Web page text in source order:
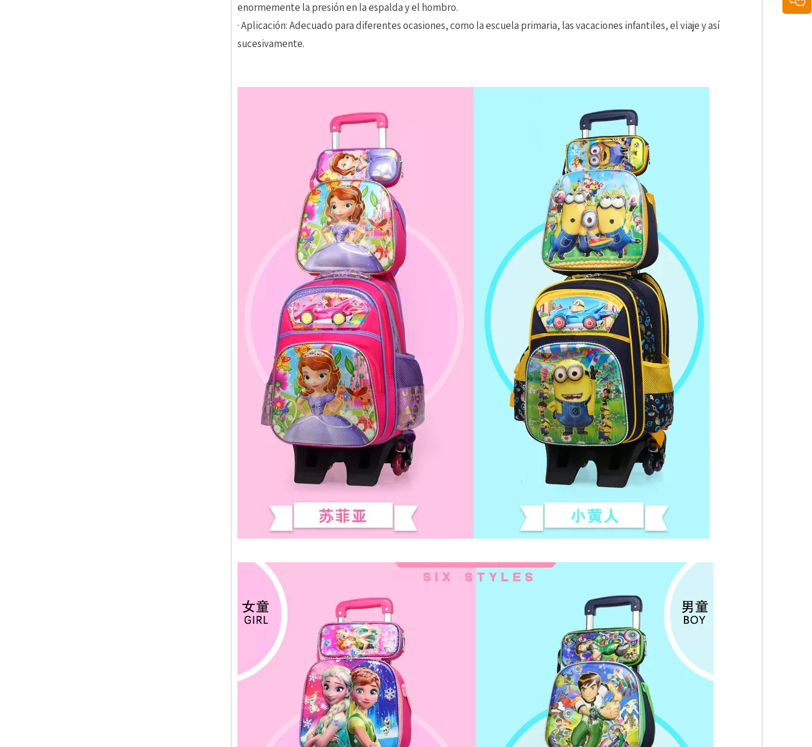
enormemente la presión en la espalda y el hombro.
· Aplicación: Adecuado para diferentes ocasiones, como la escuela primaria, las vacaciones infantiles, el viaje y así
sucesivamente.